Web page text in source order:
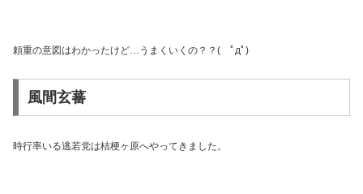
頼重の意図はわかったけど うまくいくの？？ ( ﾟдﾟ )
風間玄蕃
時行率いる逃若党は桔梗ヶ原へやってきました。